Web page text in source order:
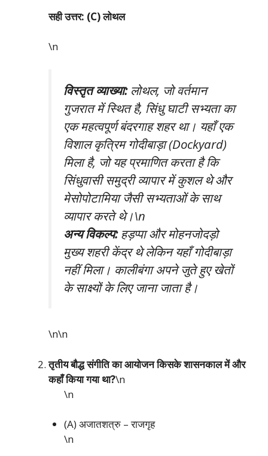
सही उत्तर: (C) लोथल
\n
विस्तृत व्याख्या:लोथल, जो वर्तमान
गुजरात में स्थित है, सिंधु घाटी सभ्यता का
एक महत्वपूर्ण बंदरगाह शहर था। यहाँ एक
विशाल कृत्रिम गोदीबाड़ा (Dockyard)
मिला है, जो यह प्रमाणित करता है कि
सिंधुवासी समुद्री व्यापार में कुशल थे और
मेसोपोटामिया जैसी सभ्यताओं के साथ
व्यापार करते थे।\n
अन्य विकल्प:हड़प्पा और मोहनजोदड़ो
मुख्य शहरी केंद्र थे लेकिन यहाँ गोदीबाड़ा
नहीं मिला। कालीबंगा अपने जुते हुए खेतों
के साक्ष्यों के लिए जाना जाता है।
\n\n
तृतीय बौद्ध संगीति का आयोजन किसके शासनकाल में और
कहाँ किया गया था?\n
\n
(A) अजातशत्रु – राजगृह
\n